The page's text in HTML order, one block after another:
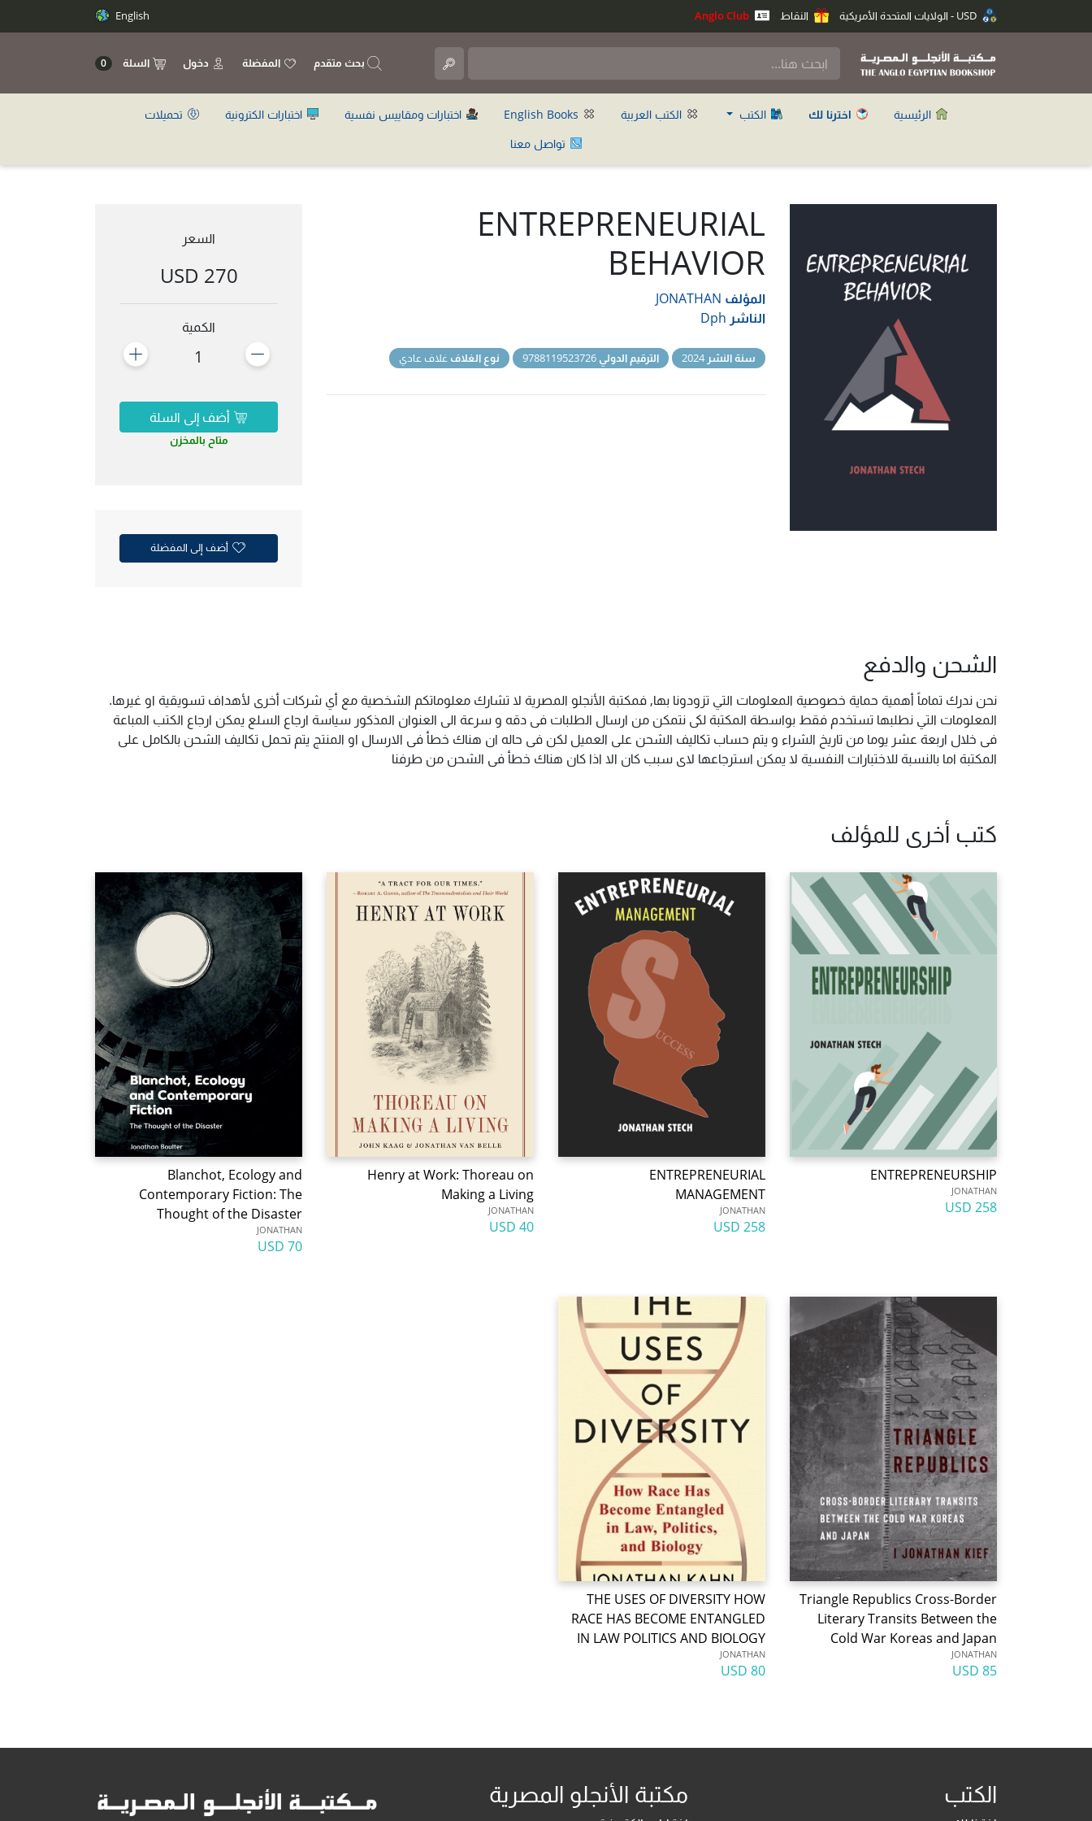
النقاط English
بحث متقدم المفضلة دخول السلة 0
الرئيسية اخترنا لك الكتب الكتب العربية اختبارات ومقاييس نفسية اختبارات الكترونية
تحميلات
تواصل معنا
ENTREPRENEURIAL
BEHAVIOR
المؤلف JONATHAN
الناشر Dph
سنة النشر الترقيم الدولي نوع الغلاف غلاف عادي
السعر
270 USD
الكمية
1
أضف إلى السلة
متاح بالمخزن
أضف إلى المفضلة
الشحن والدفع
نحن ندرك تماماً أهمية حماية خصوصية المعلومات التي تزودونا بها, فمكتبة الأنجلو المصرية لا تشارك معلوماتكم الشخصية مع أي شركات أخرى لأهداف تسويقية او غيرها.
المعلومات التي نطلبها تستخدم فقط بواسطة المكتبة لكى نتمكن من ارسال الطلبات فى دقه و سرعة الى العنوان المذكور سياسة ارجاع السلع يمكن ارجاع الكتب المباعة
فى خلال اربعة عشر يوما من تاريخ الشراء و يتم حساب تكاليف الشحن على العميل لكن فى حاله ان هناك خطأ فى الارسال او المنتج يتم تحمل تكاليف الشحن بالكامل على
المكتبة اما بالنسبة للاختبارات النفسية لا يمكن استرجاعها لاى سبب كان الا اذا كان هناك خطأ فى الشحن من طرفنا
كتب أخرى للمؤلف
ENTREPRENEURSHIP
JONATHAN
258 USD
ENTREPRENEURIAL
MANAGEMENT
JONATHAN
258 USD
Henry at Work: Thoreau on
Making a Living
JONATHAN
40 USD
Blanchot, Ecology and
Contemporary Fiction: The
Thought of the Disaster
JONATHAN
70 USD
Triangle Republics Cross-Border
Literary Transits Between the
Cold War Koreas and Japan
JONATHAN
85 USD
THE USES OF DIVERSITY HOW
RACE HAS BECOME ENTANGLED
IN LAW POLITICS AND BIOLOGY
JONATHAN
80 USD
الكتب مكتبة الأنجلو المصرية